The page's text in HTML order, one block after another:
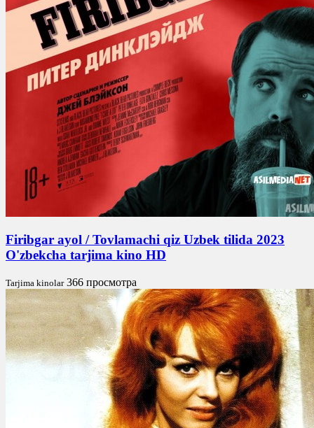
Firibgar ayol / Tovlamachi qiz Uzbek tilida 2023
O'zbekcha tarjima kino HD
Tarjima kinolar 366 просмотра